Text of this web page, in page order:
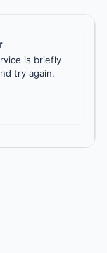
is briefly
try again.